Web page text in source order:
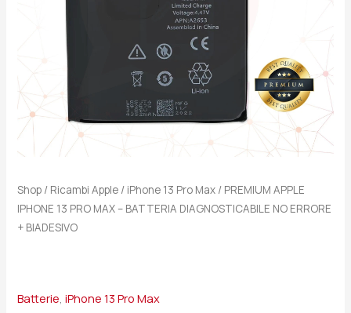
Shop / Ricambi Apple / iPhone 13 Pro Max / PREMIUM APPLE
IPHONE 13 PRO MAX – BATTERIA DIAGNOSTICABILE NO ERRORE
+ BIADESIVO
Batterie,iPhone 13 Pro Max
BIADESIVO
quantità